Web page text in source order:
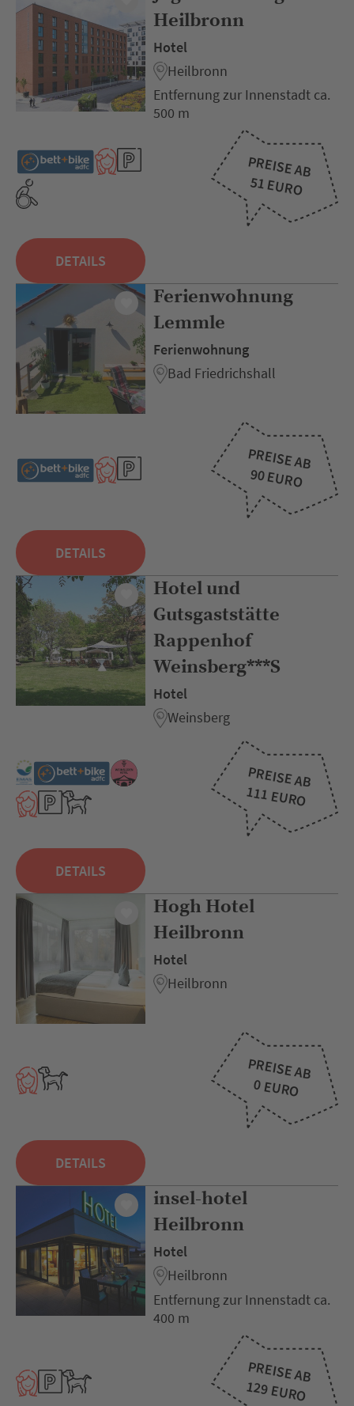
Heilbronn
Hotel
Heilbronn
Entfernung zur Innenstadt ca.
500 m
PREISE AB
51 EURO
DETAILS
Ferienwohnung
Lemmle
Ferienwohnung
Bad Friedrichshall
PREISE AB
90 EURO
DETAILS
Hotel und
Gutsgaststätte
Rappenhof
Weinsberg***S
Hotel
Weinsberg
PREISE AB
111 EURO
DETAILS
Hogh Hotel
Heilbronn
Hotel
Heilbronn
PREISE AB
0 EURO
DETAILS
insel-hotel
Heilbronn
Hotel
Heilbronn
Entfernung zur Innenstadt ca.
400 m
PREISE AB
129 EURO